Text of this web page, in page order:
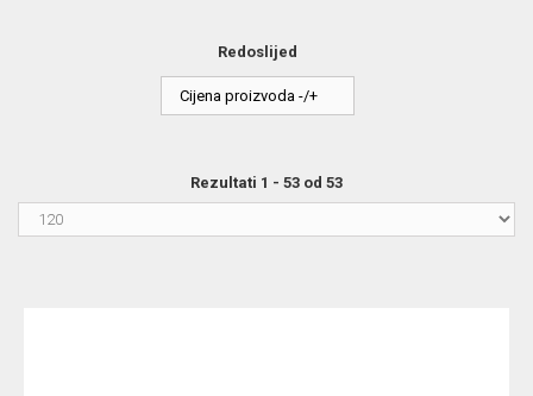
Redoslijed
Cijena proizvoda -/+
Rezultati 1 - 53 od 53